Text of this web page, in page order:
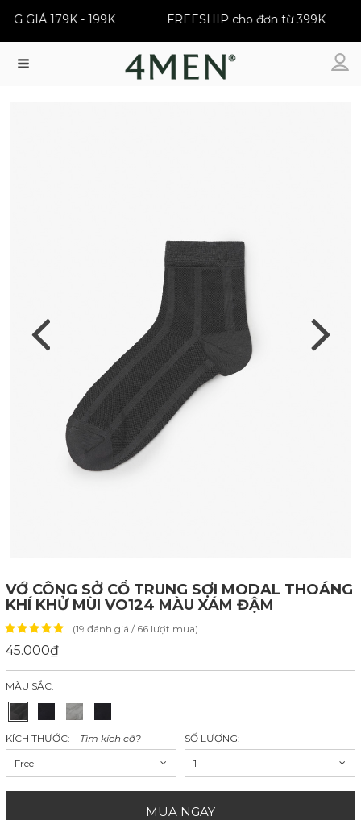
GIÁ 179K - 199K FREESHIP cho đơn từ 399K
VỚ CÔNG SỞ CỔ TRUNG SỢI MODAL THOÁNG
KHÍ KHỬ MÙI VO124 MÀU XÁM ĐẬM
(19 đánh giá / 66 lượt mua)
45.000₫
MÀU SẮC:
KÍCH THƯỚC: Tìm kích cỡ?
Free
SỐ LƯỢNG:
1
MUA NGAY